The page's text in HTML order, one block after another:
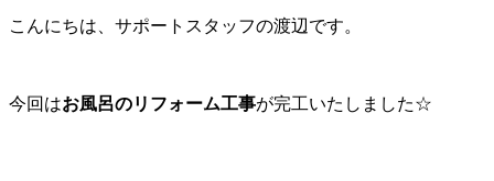
こんにちは、サポートスタッフの渡辺です。
今回はお風呂のリフォーム工事が完工いたしました☆